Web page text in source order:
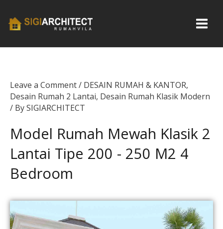
Leave a Comment/ DESAIN RUMAH & KANTOR,
Desain Rumah 2 Lantai, Desain Rumah Klasik Modern
/ BySIGIARCHITECT
Model Rumah Mewah Klasik 2
Lantai Tipe 200 - 250 M2 4
Bedroom